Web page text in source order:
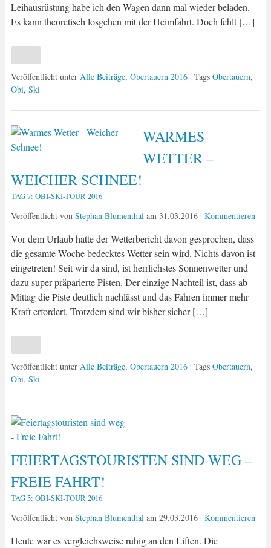
Leihausrüstung habe ich den Wagen dann mal wieder beladen.
Es kann theoretisch losgehen mit der Heimfahrt. Doch fehlt […]
Veröffentlicht unter Alle Beiträge, Obertauern 2016 | Tags Obertauern,
Obi, Ski
WARMES
WETTER –
WEICHER SCHNEE!
TAG 7: OBI-SKI-TOUR 2016
Veröffentlicht von Stephan Blumenthalam 31.03.2016| Kommentieren
Vor dem Urlaub hatte der Wetterbericht davon gesprochen, dass
die gesamte Woche bedecktes Wetter sein wird. Nichts davon ist
eingetreten! Seit wir da sind, ist herrlichstes Sonnenwetter und
dazu super präparierte Pisten. Der einzige Nachteil ist, dass ab
Mittag die Piste deutlich nachlässt und das Fahren immer mehr
Kraft erfordert. Trotzdem sind wir bisher sicher […]
Veröffentlicht unter Alle Beiträge, Obertauern 2016 | Tags Obertauern,
Obi, Ski
FEIERTAGSTOURISTEN SIND WEG –
FREIE FAHRT!
TAG 5: OBI-SKI-TOUR 2016
Veröffentlicht von Stephan Blumenthalam 29.03.2016| Kommentieren
Heute war es vergleichsweise ruhig an den Liften. Die